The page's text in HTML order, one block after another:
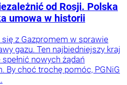
od Rosji. Polska
umowa w historii
się z Gazpromem w sprawie
gazu. Ten najbiedniejszy kraj
nowych żądań
By choć trochę pomóc, PGNiG